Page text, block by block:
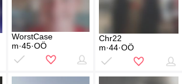
WorstCase
m·45·OÖ
Chr22
m·44·OÖ